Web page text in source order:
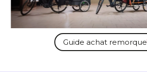
Guide achat remorque